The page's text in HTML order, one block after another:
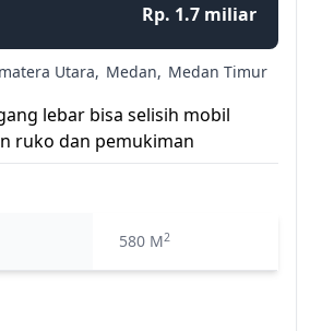
Rp. 1.7 miliar
Utara, Medan, Medan Timur
lebar bisa selisih mobil
ruko dan pemukiman
580 M2